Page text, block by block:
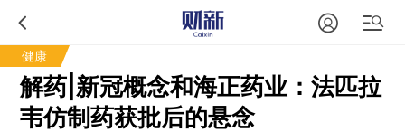
健康
解药|新冠概念和海正药业：法匹拉
韦仿制药获批后的悬念